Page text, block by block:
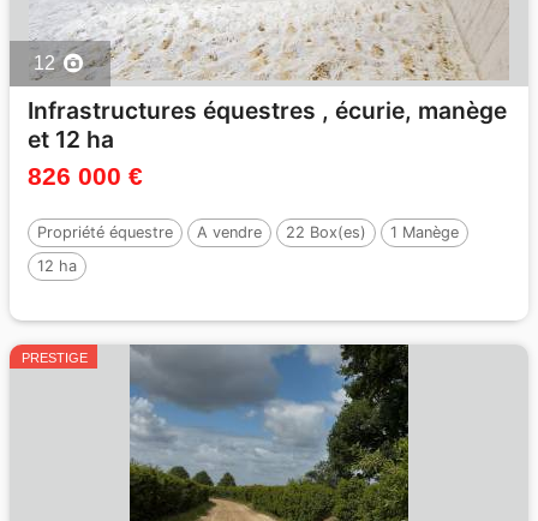
12
Infrastructures équestres , écurie, manège
et 12 ha
826 000 €
Propriété équestre A vendre 22 Box(es)
1 Manège
12 ha
PRESTIGE